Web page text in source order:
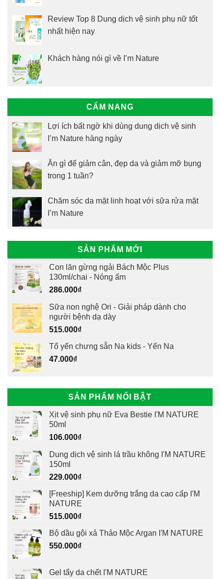
Review Top 8 Dung dịch vệ sinh phụ nữ tốt
nhất hiện nay
Khách hàng nói gì về I’m Nature
CẨM NANG
Lợi ích bất ngờ khi dùng dung dịch vệ sinh
I’m Nature hàng ngày
Ăn gì để giảm cân, đẹp da và giảm mỡ bụng
trong 1 tuần?
Chăm sóc da mặt linh hoạt với sữa rửa mặt
I’m Nature
SẢN PHẨM MỚI
Con lăn gừng ngải Bách Mộc Plus
130ml/chai - Nóng ấm
286.000₫
Sữa non nghệ Ori - Giải pháp dành cho
người bệnh dạ dày
515.000₫
Tổ yến chưng sẵn Na kids - Yến Na
47.000₫
SẢN PHẨM NỔI BẬT
Xịt vệ sinh phụ nữ Eva Bestie I'M NATURE
50ml
106.000₫
Dung dịch vệ sinh lá trầu không I'M NATURE
150ml
229.000₫
[Freeship] Kem dưỡng trắng da cao cấp I'M
NATURE
515.000₫
Bộ dầu gội xả Thảo Mộc Argan I'M NATURE
550.000₫
Gel tẩy da chết I'M NATURE